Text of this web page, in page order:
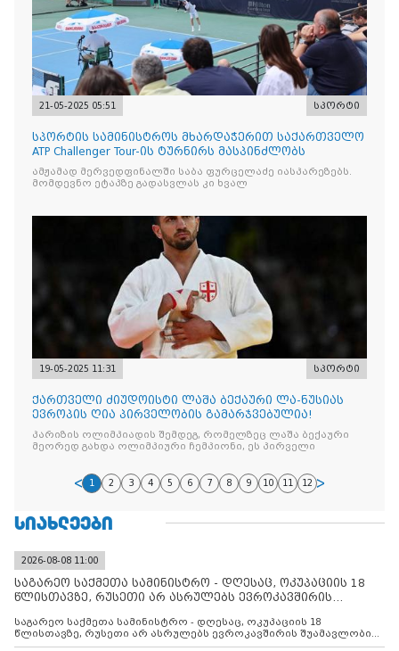
21-05-2025 05:51 სპორტი
სპორტის სამინისტროს მხარდაჭერით საქართველო
ATP Challenger Tour-ის ტურნირს მასპინძლობს
ამჟამად მერვედფინალში საბა ფურცელაძე იასპარეზებს.
მომდევნო ეტაპზე გადასვლას კი ხვალ
19-05-2025 11:31 სპორტი
ქართველი ძიუდოისტი ლაშა ბექაური ლა-ნუსიას
ევროპის ღია პირველობის გამარჯვებულია!
პარიზის ოლიმპიადის შემდეგ, რომელზეც ლაშა ბექაური
მეორედ გახდა ოლიმპიური ჩემპიონი, ეს პირველი
1 2 3 4 5 6 7 8 9 10 11 12
ᲡᲘᲐᲮᲚᲔᲔᲑᲘ
2026-08-08 11:00
საგარეო საქმეთა სამინისტრო - დღესაც, ოკუპაციის 18
წლისთავზე, რუსეთი არ ასრულებს ევროკავშირის
საგარეო საქმეთა სამინისტრო - დღესაც, ოკუპაციის 18
წლისთავზე, რუსეთი არ ასრულებს ევროკავშირის შუამავლობით
დადებულ 2008 წლის 12 აგვისტოს ცეცხლის შეწყვეტის